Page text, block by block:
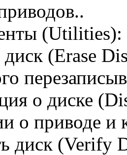
(Utilities):
(Erase
о диске
о приводе и
диск (Verify